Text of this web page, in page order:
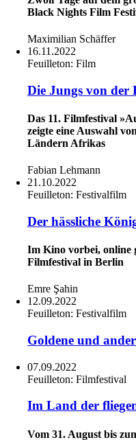
Black Nights Film
Maximilian Schäffer
16.11.2022
Feuilleton: Film
Die Jungs von der
Das 11. Filmfestival
zeigte eine Auswahl
Ländern Afrikas
Fabian Lehmann
21.10.2022
Feuilleton: Festivalfilm
Der hässliche
Im Kino vorbei, online
Filmfestival in Berlin
Emre Şahin
12.09.2022
Feuilleton: Festivalfilm
Goldene und
07.09.2022
Feuilleton: Filmfestival
Im Land der
Vom 31. August bis